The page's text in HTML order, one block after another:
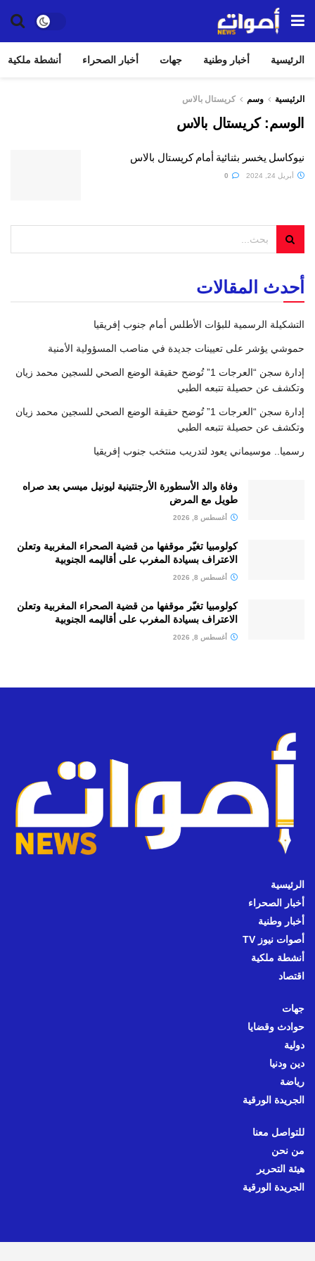
الرئيسية أخبار وطنية جهات أخبار الصحراء أنشطة ملكية
الرئيسية وسم كريستال بالاس
الوسم:كريستال بالاس
نيوكاسل يخسر بثنائية أمام كريستال بالاس
أبريل 24, 2024
أحدث المقالات
التشكيلة الرسمية للبؤات الأطلس أمام جنوب إفريقيا
حموشي يؤشر على تعيينات جديدة في مناصب المسؤولية الأمنية
إدارة سجن “العرجات 1” تُوضح حقيقة الوضع الصحي للسجين محمد زيان
وتكشف عن حصيلة تتبعه الطبي
إدارة سجن “العرجات 1” تُوضح حقيقة الوضع الصحي للسجين محمد زيان
وتكشف عن حصيلة تتبعه الطبي
رسميا.. موسيماني يعود لتدريب منتخب جنوب إفريقيا
وفاة والد الأسطورة الأرجنتينية ليونيل ميسي بعد صراه
طويل مع المرض
أغسطس 8, 2026
كولومبيا تغيّر موقفها من قضية الصحراء المغربية وتعلن
الاعتراف بسيادة المغرب على أقاليمه الجنوبية
أغسطس 8, 2026
كولومبيا تغيّر موقفها من قضية الصحراء المغربية وتعلن
الاعتراف بسيادة المغرب على أقاليمه الجنوبية
أغسطس 8, 2026
الرئيسية
أخبار الصحراء
أخبار وطنية
أصوات نيوز TV
أنشطة ملكية
اقتصاد
جهات
حوادث وقضايا
دولية
دين ودنيا
رياضة
الجريدة الورقية
للتواصل معنا
من نحن
هيئة التحرير
الجريدة الورقية